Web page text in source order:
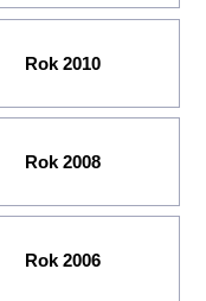
Rok 2010
Rok 2008
Rok 2006